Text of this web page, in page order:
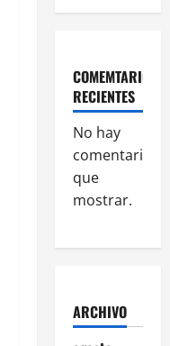
COMEMTARIOS
RECIENTES
No hay
comentarios
que
mostrar.
ARCHIVO